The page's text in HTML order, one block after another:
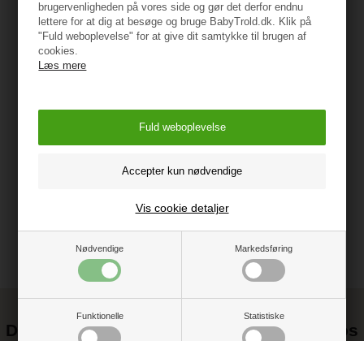
brugervenligheden på vores side og gør det derfor endnu
lettere for at dig at besøge og bruge BabyTrold.dk. Klik på
"Fuld weboplevelse" for at give dit samtykke til brugen af
cookies.
Læs mere
Nødvendige Markedsføring
Funktionelle Statistiske
Vis cookie detaljer
Vægt: 2,3 kg
ADVARSEL:
Må ikke anvendes af børn over 36 måneder.
Vejledning
Brugermanual
Det kan blive endnu billigere at handle hos